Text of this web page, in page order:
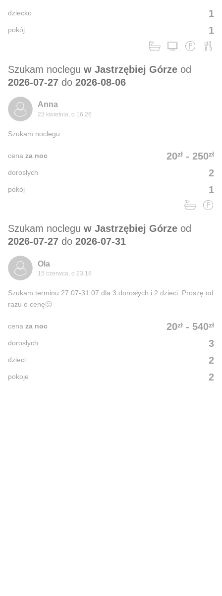
1
dziecko
1
pokój
Szukam noclegu w Jastrzębiej Górze od
2026-07-27 do 2026-08-06
Anna
23 kwietnia, o 16:26
Szukam noclegu
20zł - 250zł
cena za noc
2
dorosłych
1
pokój
Szukam noclegu w Jastrzębiej Górze od
2026-07-27 do 2026-07-31
Ola
15 czerwca, o 23:18
Szukam terminu 27.07-31.07 dla 3 dorosłych i 2 dzieci. Proszę od
razu o cenę🙂
20zł - 540zł
cena za noc
3
dorosłych
2
dzieci
2
pokoje